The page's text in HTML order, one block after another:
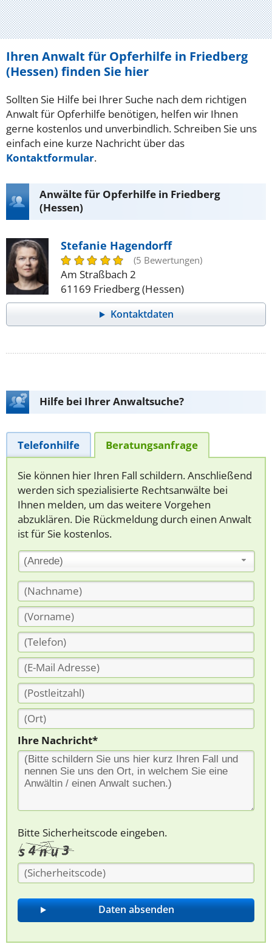
Ihren Anwalt für Opferhilfe in Friedberg
(Hessen) finden Sie hier
Sollten Sie Hilfe bei Ihrer Suche nach dem richtigen
Anwalt für Opferhilfe benötigen, helfen wir Ihnen
gerne kostenlos und unverbindlich. Schreiben Sie uns
einfach eine kurze Nachricht über das
Kontaktformular.
Anwälte für Opferhilfe in Friedberg
(Hessen)
Stefanie Hagendorff
(5 Bewertungen)
Am Straßbach 2
61169 Friedberg (Hessen)
Kontaktdaten
Hilfe bei Ihrer Anwaltsuche?
Telefonhilfe Beratungsanfrage
Sie können hier Ihren Fall schildern. Anschließend
werden sich spezialisierte Rechtsanwälte bei
Ihnen melden, um das weitere Vorgehen
abzuklären. Die Rückmeldung durch einen Anwalt
ist für Sie kostenlos.
(Anrede)
Ihre Nachricht*
Bitte Sicherheitscode eingeben.